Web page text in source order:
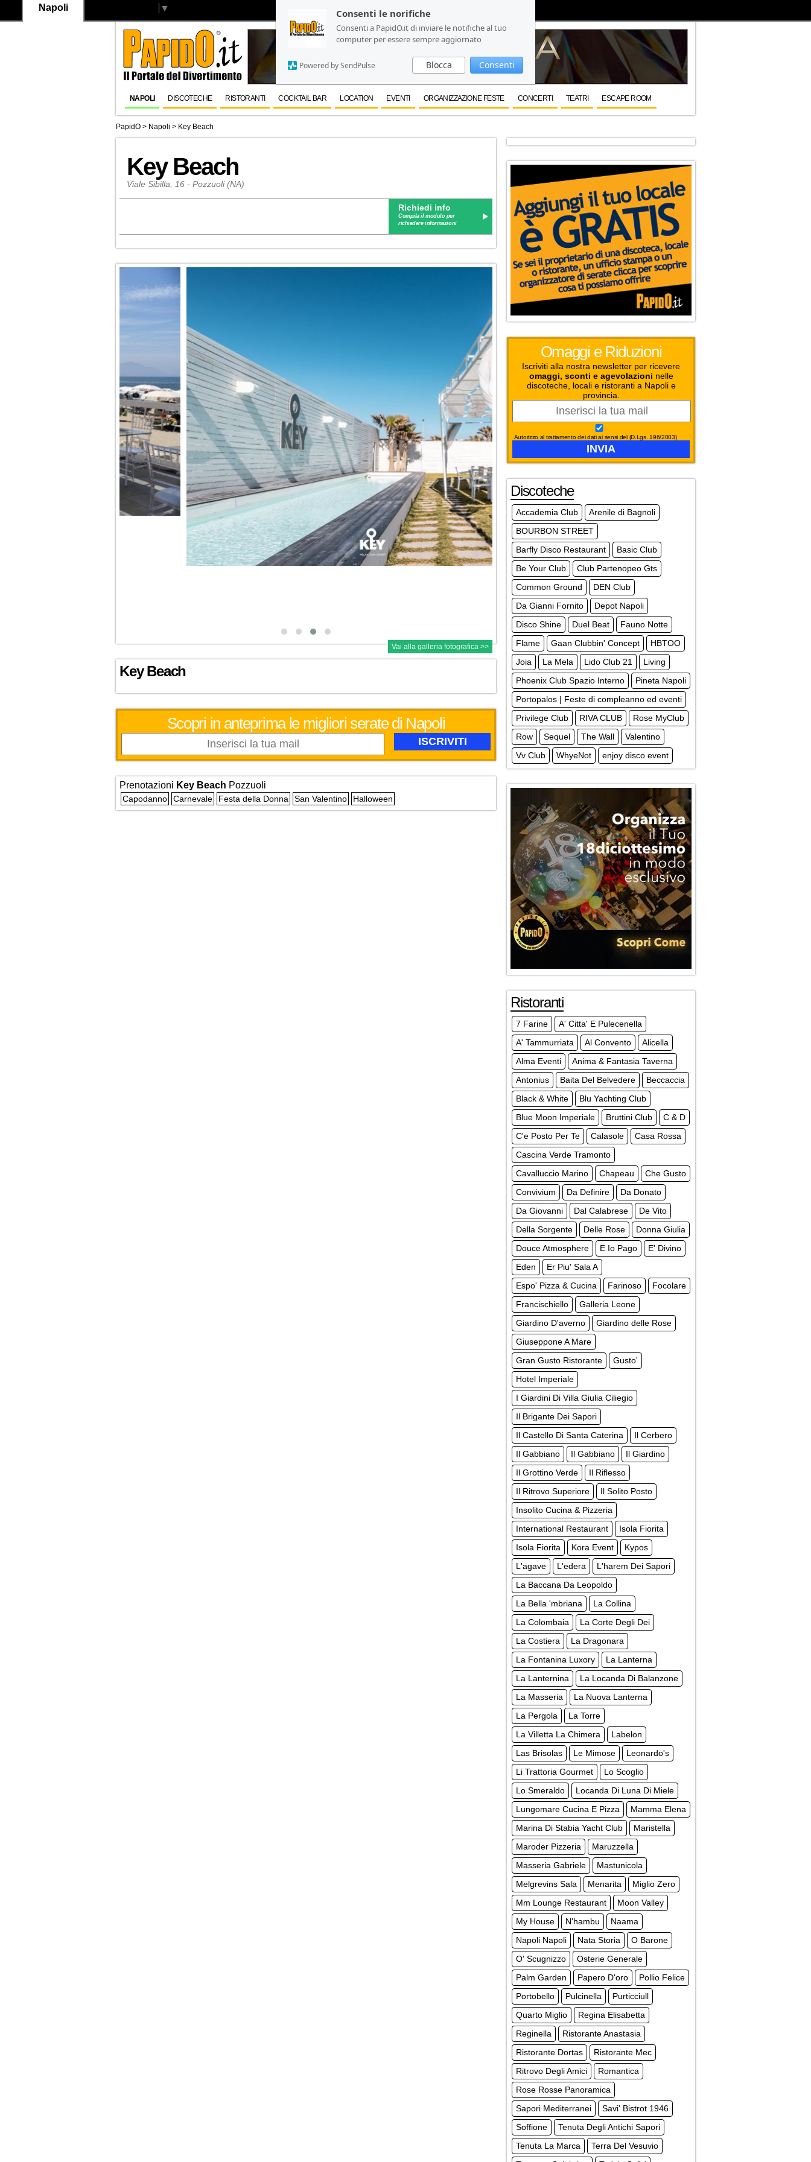
Consenti le norifiche
Consenti a PapidO.it di inviare le notifiche al tuo
computer per essere sempre aggiornato
Blocca Consenti
Powered by SendPulse
Consenti le norifiche
Consenti a PapidO.it di inviare le notifiche al tuo
computer per essere sempre aggiornato
Blocca Consenti
Powered by SendPulse
Napoli ▼
NAPOLI DISCOTECHE RISTORANTI COCKTAIL BAR LOCATION EVENTI ORGANIZZAZIONE FESTE CONCERTI TEATRI ESCAPE ROOM
PapidO > Napoli > Key Beach
Key Beach
Viale Sibilla, 16 - Pozzuoli (NA)
Richiedi info
Compila il modulo per
richiedere informazioni
Vai alla galleria fotografica >>
Key Beach
Scopri in anteprima le migliori serate di Napoli
Prenotazioni Key Beach Pozzuoli
Capodanno Carnevale Festa della Donna San Valentino Halloween
Omaggi e Riduzioni
Iscriviti alla nostra newsletter per ricevere
omaggi, sconti e agevolazioni nelle
discoteche, locali e ristoranti a Napoli e
provincia.
Autorizzo al trattamento dei dati ai sensi del (D.Lgs. 196/2003)
Discoteche
Accademia Club
Arenile di Bagnoli
BOURBON STREET
Barfly Disco Restaurant
Basic Club
Be Your Club
Club Partenopeo Gts
Common Ground
DEN Club
Da Gianni Fornito
Depot Napoli
Disco Shine
Duel Beat
Fauno Notte
Flame
Gaan Clubbin' Concept
HBTOO
Joia
La Mela Lido Club 21
Living
Phoenix Club Spazio Interno
Pineta Napoli
Portopalos | Feste di compleanno ed eventi
Privilege Club
RIVA CLUB
Rose MyClub
Row
Sequel The Wall
Valentino
Vv Club
WhyeNot enjoy disco event
Ristoranti
7 Farine
A' Citta' E Pulecenella
A' Tammurriata
Al Convento
Alicella
Alma Eventi
Anima & Fantasia Taverna
Antonius
Baita Del Belvedere
Beccaccia
Black & White
Blu Yachting Club
Blue Moon Imperiale
Bruttini Club
C & D
C'e Posto Per Te
Calasole
Casa Rossa
Cascina Verde Tramonto
Cavalluccio Marino
Chapeau
Che Gusto
Convivium
Da Definire
Da Donato
Da Giovanni
Dal Calabrese
De Vito
Della Sorgente
Delle Rose
Donna Giulia
Douce Atmosphere
E Io Pago
E' Divino
Eden
Er Piu' Sala A
Espo' Pizza & Cucina
Farinoso
Focolare
Francischiello
Galleria Leone
Giardino D'averno
Giardino delle Rose
Giuseppone A Mare
Gran Gusto Ristorante
Gusto'
Hotel Imperiale
I Giardini Di Villa Giulia Ciliegio
Il Brigante Dei Sapori
Il Castello Di Santa Caterina
Il Cerbero
Il Gabbiano
Il Gabbiano
Il Giardino
Il Grottino Verde
Il Riflesso
Il Ritrovo Superiore
Il Solito Posto
Insolito Cucina & Pizzeria
International Restaurant
Isola Fiorita
Isola Fiorita
Kora Event
Kypos
L'agave
L'edera
L'harem Dei Sapori
La Baccana Da Leopoldo
La Bella 'mbriana
La Collina
La Colombaia
La Corte Degli Dei
La Costiera
La Dragonara
La Fontanina Luxory
La Lanterna
La Lanternina
La Locanda Di Balanzone
La Masseria
La Nuova Lanterna
La Pergola
La Torre
La Villetta La Chimera
Labelon
Las Brisolas
Le Mimose
Leonardo's
Li Trattoria Gourmet
Lo Scoglio
Lo Smeraldo
Locanda Di Luna Di Miele
Lungomare Cucina E Pizza
Mamma Elena
Marina Di Stabia Yacht Club
Maristella
Maroder Pizzeria
Maruzzella
Masseria Gabriele
Mastunicola
Melgrevins Sala
Menarita
Miglio Zero
Mm Lounge Restaurant
Moon Valley
My House
N'hambu
Naama
Napoli Napoli
Nata Storia
O Barone
O' Scugnizzo
Osterie Generale
Palm Garden
Papero D'oro
Pollio Felice
Portobello
Pulcinella
Purticciull
Quarto Miglio
Regina Elisabetta
Reginella
Ristorante Anastasia
Ristorante Dortas
Ristorante Mec
Ritrovo Degli Amici
Romantica
Rose Rosse Panoramica
Sapori Mediterranei
Savi' Bistrot 1946
Soffione
Tenuta Degli Antichi Sapori
Tenuta La Marca
Terra Del Vesuvio